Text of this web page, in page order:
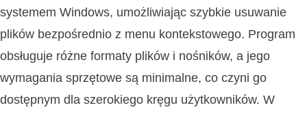
systemem Windows, umożliwiając szybkie usuwanie
plików bezpośrednio z menu kontekstowego. Program
obsługuje różne formaty plików i nośników, a jego
wymagania sprzętowe są minimalne, co czyni go
dostępnym dla szerokiego kręgu użytkowników. W